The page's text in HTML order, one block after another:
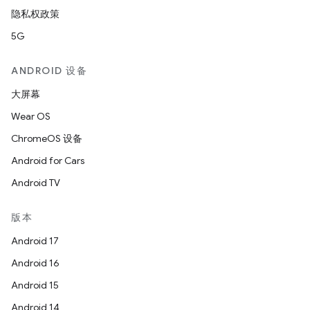
隐私权政策
5G
ANDROID 设备
大屏幕
Wear OS
ChromeOS 设备
Android for Cars
Android TV
版本
Android 17
Android 16
Android 15
Android 14